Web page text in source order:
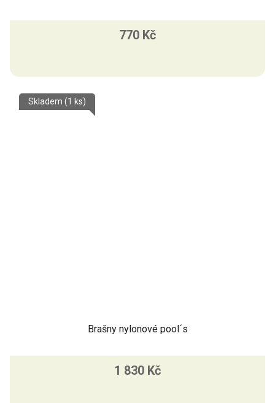
770 Kč
Brašny nylonové pool´s
Skladem (1 ks)
1 830 Kč